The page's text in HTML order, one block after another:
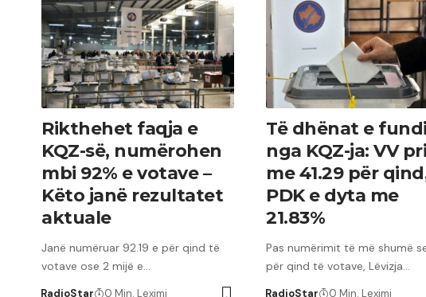
Rikthehet faqja e
KQZ-së, numërohen
mbi 92% e votave –
Këto janë rezultatet
aktuale
Janë numëruar 92.19 e për qind të
votave ose 2 mijë e…
RadioStar 0 Min. Leximi
Të dhënat e
nga KQZ-ja: VV
me 41.29 për
PDK e dyta me
21.83%
Pas numërimit të më shumë
për qind të votave, Lëvizja…
RadioStar 0 Min. Leximi